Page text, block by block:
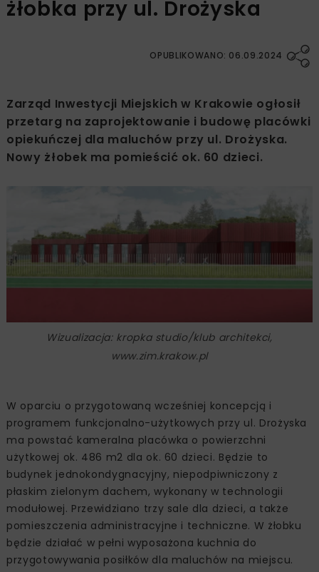
żłobka przy ul. Drożyska
OPUBLIKOWANO: 06.09.2024
Zarząd Inwestycji Miejskich w Krakowie ogłosił
przetarg na zaprojektowanie i budowę placówki
opiekuńczej dla maluchów przy ul. Drożyska.
Nowy żłobek ma pomieścić ok. 60 dzieci.
Wizualizacja: kropka studio/klub architekci,
www.zim.krakow.pl
W oparciu o przygotowaną wcześniej koncepcją i
programem funkcjonalno-użytkowych przy ul. Drożyska
ma powstać kameralna placówka o powierzchni
użytkowej ok. 486 m2 dla ok. 60 dzieci. Będzie to
budynek jednokondygnacyjny, niepodpiwniczony z
płaskim zielonym dachem, wykonany w technologii
modułowej. Przewidziano trzy sale dla dzieci, a także
pomieszczenia administracyjne i techniczne. W żłobku
będzie działać w pełni wyposażona kuchnia do
przygotowywania posiłków dla maluchów na miejscu.